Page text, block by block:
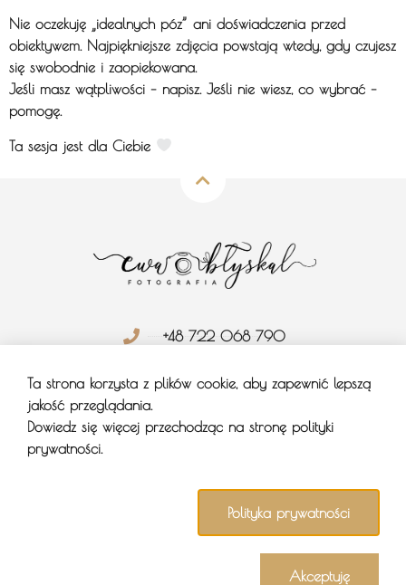
Nie oczekuję „idealnych póz” ani doświadczenia przed
obiektywem. Najpiękniejsze zdjęcia powstają wtedy, gdy czujesz
się swobodnie i zaopiekowana.
Jeśli masz wątpliwości – napisz. Jeśli nie wiesz, co wybrać –
pomogę.
Ta sesja jest dla Ciebie
+48 722 068 790
Brzozów, Rzeszów (Podkarpacie)
Polityka prywatności | Designed by
Fabian Kułak
Ta strona korzysta z plików cookie, aby zapewnić lepszą
jakość przeglądania.
Dowiedz się więcej przechodząc na stronę polityki
prywatności.
Polityka prywatności
Akceptuję